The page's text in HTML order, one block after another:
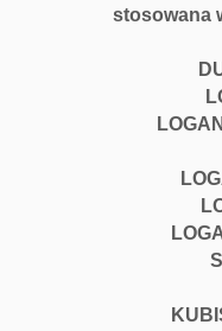
stosowana